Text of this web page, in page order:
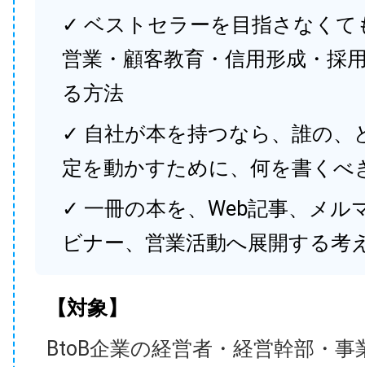
✓ ベストセラーを目指さなくて
営業・顧客教育・信用形成・採
る方法
✓ 自社が本を持つなら、誰の、
定を動かすために、何を書くべ
✓ 一冊の本を、Web記事、メル
ビナー、営業活動へ展開する考
【対象】
BtoB企業の経営者・経営幹部・事